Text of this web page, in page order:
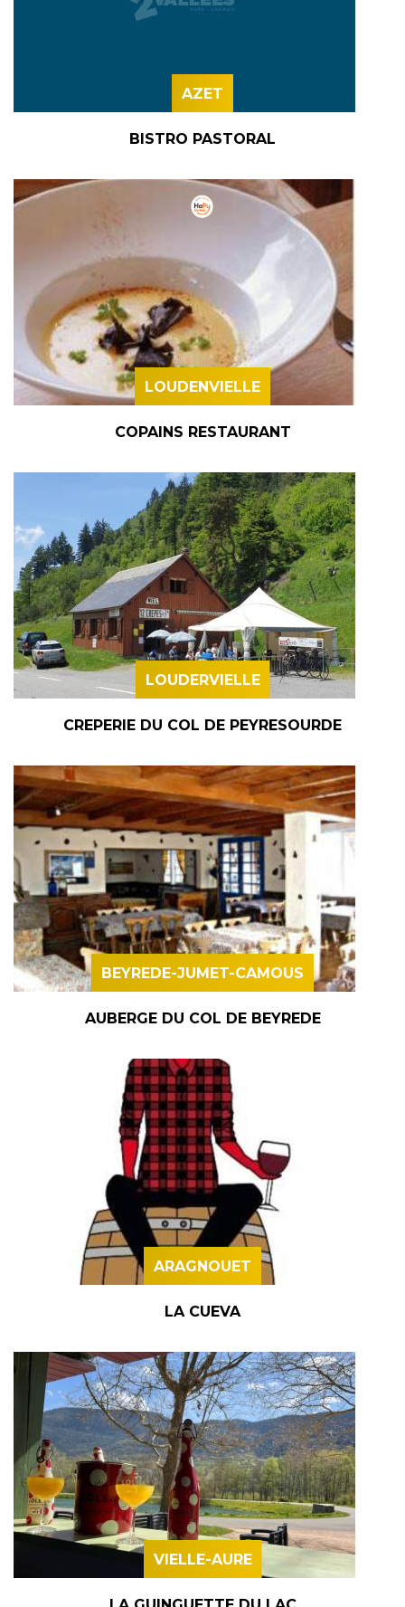
AZET
BISTRO PASTORAL
LOUDENVIELLE
COPAINS RESTAURANT
LOUDERVIELLE
CREPERIE DU COL DE PEYRESOURDE
BEYREDE-JUMET-CAMOUS
AUBERGE DU COL DE BEYREDE
ARAGNOUET
LA CUEVA
VIELLE-AURE